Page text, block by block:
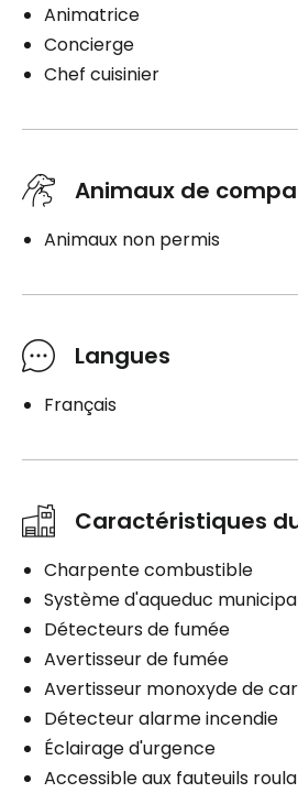
Animatrice
Concierge
Chef cuisinier
Animaux de
Animaux non permis
Langues
Français
Caractéristiques
Charpente combustible
Système d'aqueduc
Détecteurs de fumée
Avertisseur de fumée
Avertisseur monoxyde de
Détecteur alarme incendie
Éclairage d'urgence
Accessible aux fauteuils